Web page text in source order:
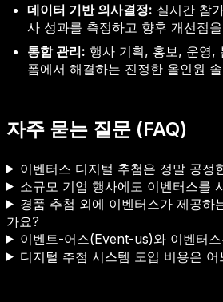
데이터 기반 의사결정: 실시간 참
사 성과를 측정하고 향후 개선점
통합 관리: 행사 기획, 홍보, 운영,
폼에서 해결하는 진정한 올인원
자주 묻는 질문 (FAQ)
이벤터스 디지털 추첨은 정말 공정
소규모 기업 행사에도 이벤터스를
경품 추첨 외에 이벤터스가 제공하
가요?
이벤트-어스(Event-us)와 이벤터
디지털 추첨 시스템 도입 비용은 어